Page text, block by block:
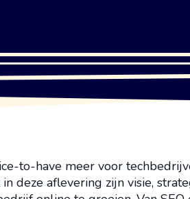
to-have meer voor
deze aflevering zijn visie,